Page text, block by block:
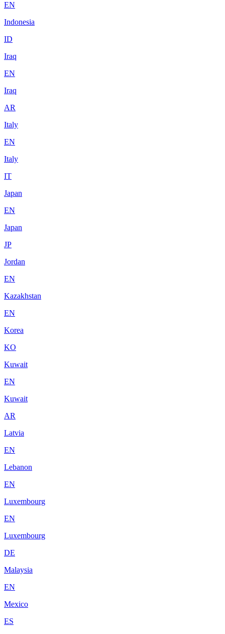
EN
Indonesia
ID
Iraq
EN
Iraq
AR
Italy
EN
Italy
IT
Japan
EN
Japan
JP
Jordan
EN
Kazakhstan
EN
Korea
KO
Kuwait
EN
Kuwait
AR
Latvia
EN
Lebanon
EN
Luxembourg
EN
Luxembourg
DE
Malaysia
EN
Mexico
ES